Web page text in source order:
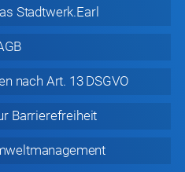
Stadtwerk.Earl
nach Art. 13 DSGVO
Barrierefreiheit